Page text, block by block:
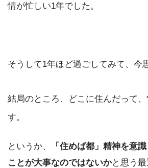
情が忙しい1年でした。
そうして1年ほど過ごしてみて、今
結局のところ、どこに住んだって、
す。
というか、
「住めば都」精神を意
ことが大事なのではないかと思う最